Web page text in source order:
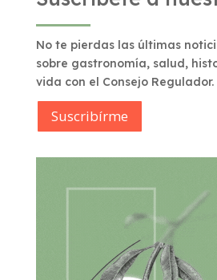
No te pierdas las últimas
sobre gastronomía, salud,
vida con el Consejo Regulador.
Suscribírme